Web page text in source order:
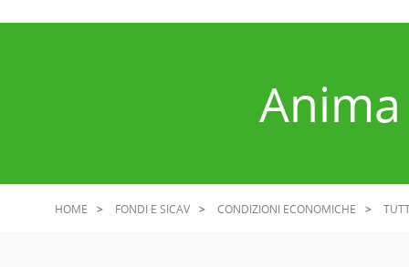
HOME FONDI E SICAV CONDIZIONI ECONOMICHE